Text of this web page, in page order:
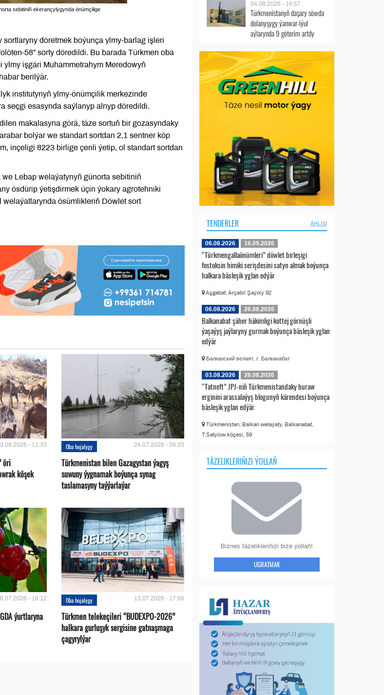
sebitiniň ekerançylygynda önümçilige
döretmek boýunça ylmy-barlag işleri
58” sorty döredildi. Bu barada Türkmen oba
işgäri Muhammetrahym Meredowyň
berilýär.
institutynyň ylmy-önümçilik merkezinde
seçgi esasynda saýlanyp alnyp döredildi.
makalasyna görä, täze sortuň bir gozasyndaky
bolýar we standart sortdan 2,1 sentner köp
inçeligi 8223 birlige çenli ýetip, ol standart sortdan
Lebap welaýatynyň günorta sebitiniň
ösdürip ýetişdirmek üçin ýokary agrotehniki
ösümlikleriň Döwlet sort
- 11:33
öri
köşek
Oba hojalygy 24.07.2026 - 09:20
Türkmenistan bilen Gazagystan ýagyş
suwuny ýygnamak boýunça synag
taslamasyny taýýarlaýar
- 16:12
ýurtlaryna
Oba hojalygy 13.07.2026 - 17:56
Türkmen telekeçileri “BUDEXPO-2026”
halkara gurluşyk sergisine gatnaşmaga
çagyrylýar
04.08.2026 - 16:57
Türkmenistanyň daşary söwda
dolanyşygy ýanwar-iýul
aýlarynda 9 göterim artdy
TENDERLER ÄHLISI
06.08.2026 16.09.2026
“Türkmengallaönümleri” döwlet birleşigi
fostoksin himiki serişdesini satyn almak boýunça
halkara bäsleşik yglan edýär
Aşgabat, Arçabil Şaýoly 92
06.08.2026 26.08.2026
Balkanabat şäher häkimligi kottej görnüşli
ýaşaýyş jaýlaryny gurmak boýunça bäsleşik yglan
edýär
Балканский велаят, г. Балканабат
03.08.2026 28.08.2026
“Tatneft” JPJ-niň Türkmenistandaky buraw
erginini arassalaýyş blogunyň kärendesi boýunça
bäsleşik yglan edýär
Türkmenistan, Balkan welaýaty, Balkanabat,
T.Satylow köçesi, 59
TÄZELIKLERIŇIZI ÝOLLAŇ
Biznes täzelikleriňizi bize ýollaň!
UGRATMAK